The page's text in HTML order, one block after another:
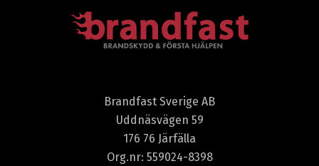
Brandfast Sverige AB
Uddnäsvägen 59
176 76 Järfälla
Org.nr: 559024-8398